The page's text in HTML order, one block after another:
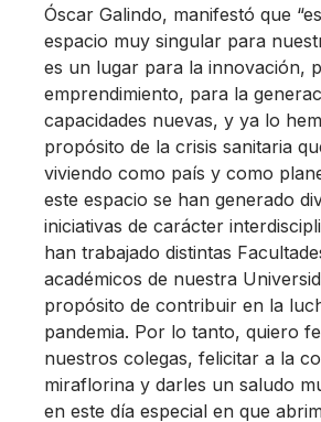
Óscar Galindo, manifestó que
espacio muy singular para
es un lugar para la innovación,
emprendimiento, para la
capacidades nuevas, y ya lo
propósito de la crisis sanitaria
viviendo como país y como
este espacio se han generado
iniciativas de carácter
han trabajado distintas
académicos de nuestra
propósito de contribuir en la
pandemia. Por lo tanto, quiero
nuestros colegas, felicitar a la
miraflorina y darles un saludo
en este día especial en que